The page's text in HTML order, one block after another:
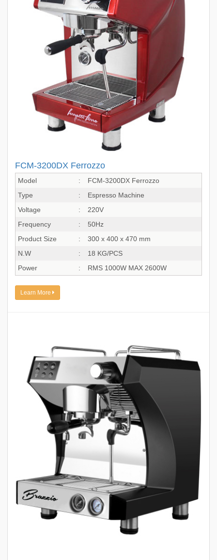
FCM-3200DX Ferrozzo
Model :
FCM-3200DX Ferrozzo
Type
:
Espresso Machine
Voltage
:
220V
Frequency
:
50Hz
Product Size
:
300 x 400 x 470 mm
N.W
:
18 KG/PCS
Power
: RMS 1000W MAX 2600W
Learn More